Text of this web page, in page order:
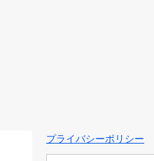
プライバシーポリシー